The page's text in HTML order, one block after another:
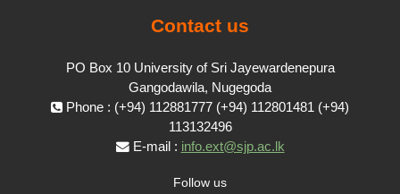
Contact us
PO Box 10 University of Sri Jayewardenepura
Gangodawila, Nugegoda
Phone : (+94) 112881777 (+94) 112801481 (+94)
113132496
E-mail : info.ext@sjp.ac.lk
Follow us